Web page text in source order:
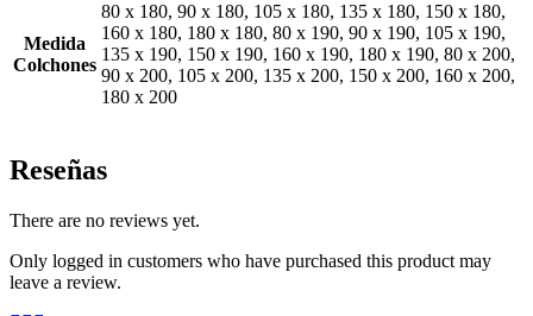
Medida
Colchones
80 x 180, 90 x 180, 105 x 180, 135 x 180, 150 x 180,
160 x 180, 180 x 180, 80 x 190, 90 x 190, 105 x 190,
135 x 190, 150 x 190, 160 x 190, 180 x 190, 80 x 200,
90 x 200, 105 x 200, 135 x 200, 150 x 200, 160 x 200,
180 x 200
Reseñas
There are no reviews yet.
Only logged in customers who have purchased this product may
leave a review.